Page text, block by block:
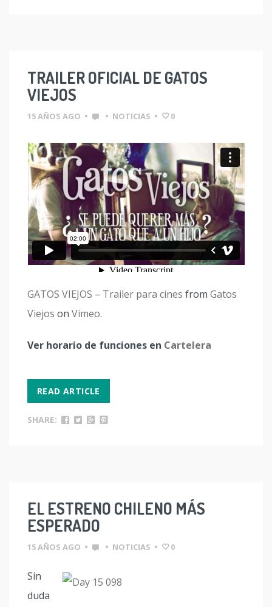
TRAILER OFICIAL DE GATOS
VIEJOS
15 AÑOS AGO • • NOTICIAS • 0
GATOS VIEJOS – Trailer para cines from Gatos
Viejos on Vimeo.
Ver horario de funciones en Cartelera
READ ARTICLE
SHARE:
EL ESTRENO CHILENO MÁS
ESPERADO
15 AÑOS AGO • • NOTICIAS • 0
Sin
duda